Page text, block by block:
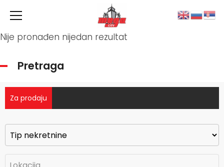
Nije pronađen nijedan rezultat
Pretraga
Za prodaju